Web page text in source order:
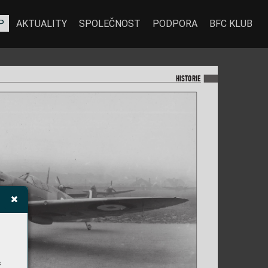
HISTORIE
AKTUALITY SPOLEČNOST PODPORA BFC KLUB